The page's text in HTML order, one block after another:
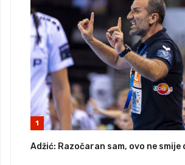
1
Adžić: Razočaran sam, ovo ne smije